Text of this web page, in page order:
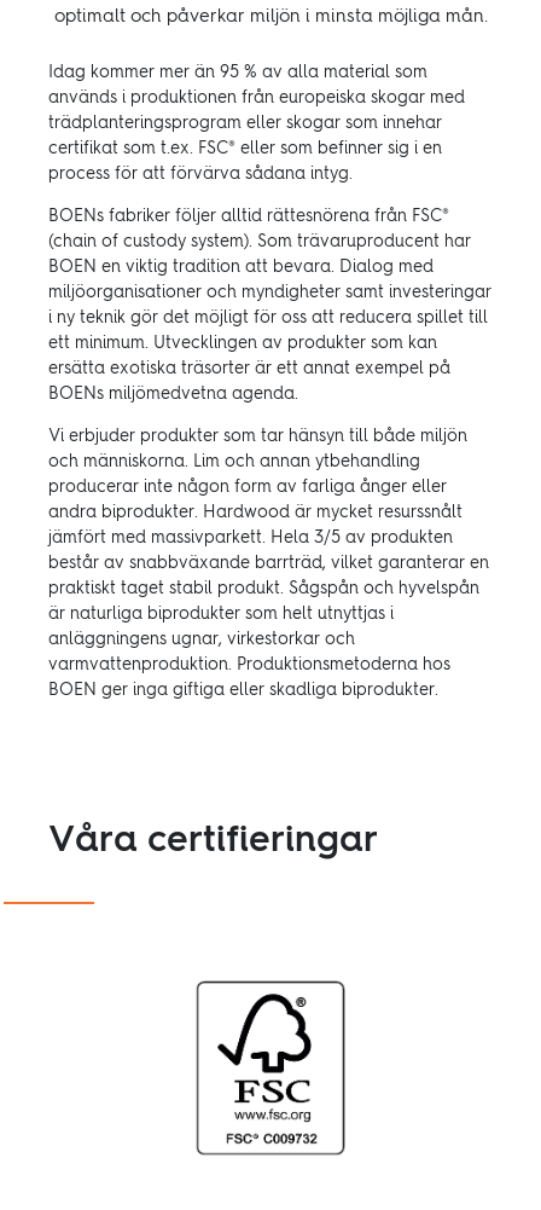
optimalt och påverkar miljön i minsta möjliga mån.
Idag kommer mer än 95 % av alla material som
används i produktionen från europeiska skogar med
trädplanteringsprogram eller skogar som innehar
certifikat som t.ex. FSC® eller som befinner sig i en
process för att förvärva sådana intyg.
BOENs fabriker följer alltid rättesnörena från FSC®
(chain of custody system). Som trävaruproducent har
BOEN en viktig tradition att bevara. Dialog med
miljöorganisationer och myndigheter samt investeringar
i ny teknik gör det möjligt för oss att reducera spillet till
ett minimum. Utvecklingen av produkter som kan
ersätta exotiska träsorter är ett annat exempel på
BOENs miljömedvetna agenda.
Vi erbjuder produkter som tar hänsyn till både miljön
och människorna. Lim och annan ytbehandling
producerar inte någon form av farliga ånger eller
andra biprodukter. Hardwood är mycket resurssnålt
jämfört med massivparkett. Hela 3/5 av produkten
består av snabbväxande barrträd, vilket garanterar en
praktiskt taget stabil produkt. Sågspån och hyvelspån
är naturliga biprodukter som helt utnyttjas i
anläggningens ugnar, virkestorkar och
varmvattenproduktion. Produktionsmetoderna hos
BOEN ger inga giftiga eller skadliga biprodukter.
Våra certifieringar